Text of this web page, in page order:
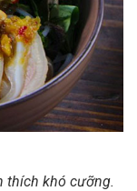
thích khó cưỡng.